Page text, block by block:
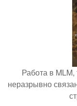
Работа в MLM,
неразрывно